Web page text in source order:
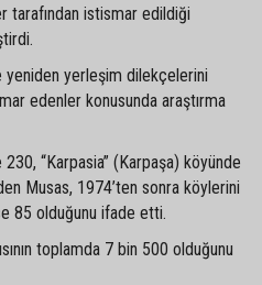
tarafından istismar edildiği
yeniden yerleşim dilekçelerini
edenler konusunda araştırma
“Karpasia” (Karpaşa) köyünde
Musas, 1974’ten sonra köylerini
85 olduğunu ifade etti.
toplamda 7 bin 500 olduğunu